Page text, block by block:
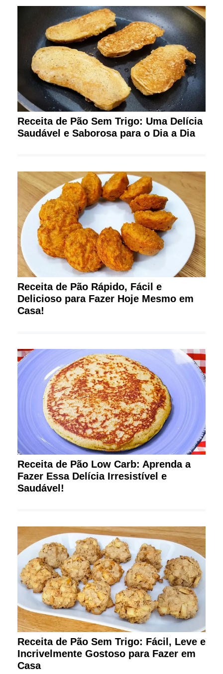
Receita de Pão Sem Trigo: Uma Delícia
Saudável e Saborosa para o Dia a Dia
Receita de Pão Rápido, Fácil e
Delicioso para Fazer Hoje Mesmo em
Casa!
Receita de Pão Low Carb: Aprenda a
Fazer Essa Delícia Irresistível e
Saudável!
Receita de Pão Sem Trigo: Fácil, Leve e
Incrivelmente Gostoso para Fazer em
Casa